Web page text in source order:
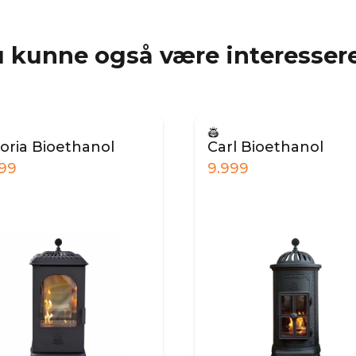
kunne også være
Bioethanol Carl Bioethanol
9.999